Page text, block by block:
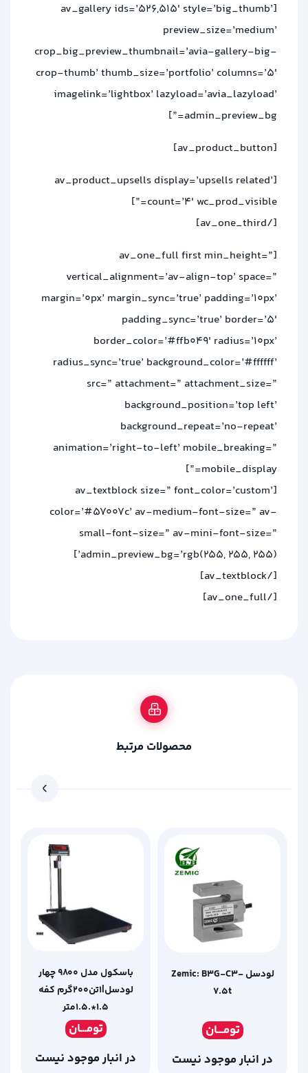
[av_gallery ids=’526,515′ style=’big_thumb’
preview_size=’medium’
crop_big_preview_thumbnail=’avia-gallery-big-
crop-thumb’ thumb_size=’portfolio’ columns=’5′
imagelink=’lightbox’ lazyload=’avia_lazyload’
admin_preview_bg=”]
[av_product_button]
[av_product_upsells display=’upsells related’
count=’4′ wc_prod_visible=”]
[/av_one_third]
[av_one_full first min_height=”
vertical_alignment=’av-align-top’ space=”
margin=’0px’ margin_sync=’true’ padding=’10px’
padding_sync=’true’ border=’5′
border_color=’#ffb049′ radius=’10px’
radius_sync=’true’ background_color=’#ffffff’
src=” attachment=” attachment_size=”
background_position=’top left’
background_repeat=’no-repeat’
animation=’right-to-left’ mobile_breaking=”
mobile_display=”]
[av_textblock size=” font_color=’custom’
color=’#57007c’ av-medium-font-size=” av-
small-font-size=” av-mini-font-size=”
admin_preview_bg=’rgb(255, 255, 255)’]
[/av_textblock]
[/av_one_full]
محصولات مرتبط
لودسل Zemic: B3G-C3-
7.5t
تومـــان
در انبار موجود نیست
باسکول مدل 9800 چهار
لودسل|1تن200گرم کفه
1.5*.1.5متر
تومـــان
در انبار موجود نیست